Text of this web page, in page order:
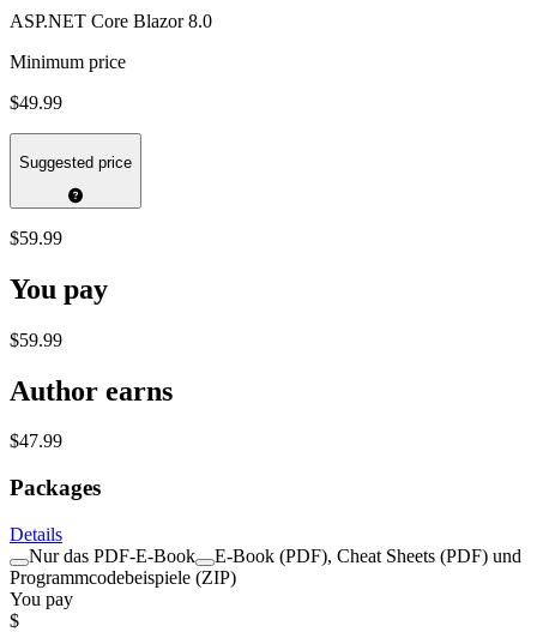
ASP.NET Core Blazor 8.0
Minimum price
$49.99
Suggested price
$59.99
You pay
$59.99
Author earns
$47.99
Packages
Details
Nur das PDF-E-Book
E-Book (PDF), Cheat Sheets (PDF) und
Programmcodebeispiele (ZIP)
You pay
$